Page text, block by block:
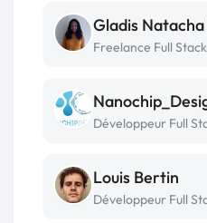
Gladis
Freelance Full Stack
Développeur Full
Louis Bertin
Développeur Full